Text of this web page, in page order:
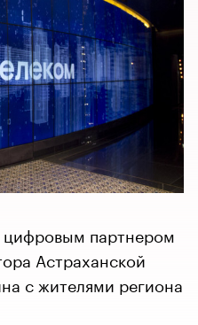
цифровым партнером
Астраханской
с жителями региона